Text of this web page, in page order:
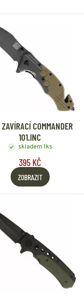
COMMANDER
101.INC
skladem 1ks
395 KČ
ZOBRAZIT